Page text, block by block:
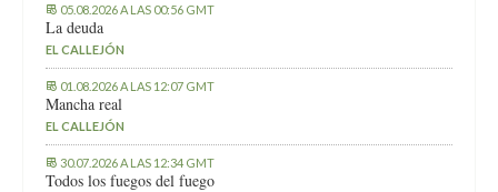
05.08.2026 A LAS 00:56 GMT
La deuda
EL CALLEJÓN
01.08.2026 A LAS 12:07 GMT
Mancha real
EL CALLEJÓN
30.07.2026 A LAS 12:34 GMT
Todos los fuegos del fuego